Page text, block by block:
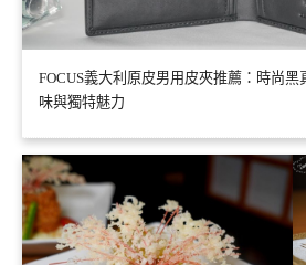
FOCUS義大利原皮男用皮夾推薦：時尚
味與獨特魅力